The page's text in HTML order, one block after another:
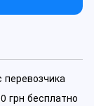
грн бесплатно